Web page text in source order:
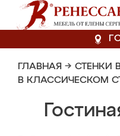
ГЛАВНАЯ → СТЕНКИ
В КЛАССИЧЕСКОМ